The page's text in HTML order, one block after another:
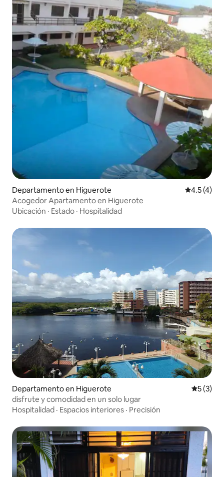
Departamento en Higuerote
4.5 (4)
Acogedor Apartamento en Higuerote
Ubicación · Estado · Hospitalidad
Departamento en Higuerote
5 (3)
disfrute y comodidad en un solo lugar
Hospitalidad · Espacios interiores · Precisión